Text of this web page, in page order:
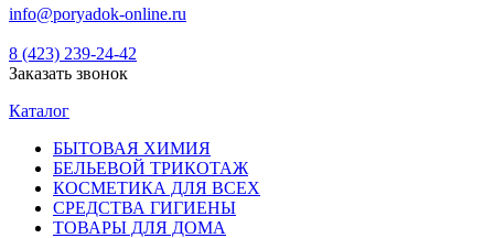
info@poryadok-online.ru
8 (423) 239-24-42
Заказать звонок
Каталог
БЫТОВАЯ ХИМИЯ
БЕЛЬЕВОЙ ТРИКОТАЖ
КОСМЕТИКА ДЛЯ ВСЕХ
СРЕДСТВА ГИГИЕНЫ
ТОВАРЫ ДЛЯ ДОМА